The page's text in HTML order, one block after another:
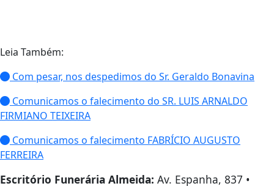
Leia Também:
Com pesar, nos despedimos do Sr. Geraldo Bonavina
Comunicamos o falecimento do SR. LUIS ARNALDO
FIRMIANO TEIXEIRA
Comunicamos o falecimento FABRÍCIO AUGUSTO
FERREIRA
Escritório Funerária Almeida: Av. Espanha, 837 •